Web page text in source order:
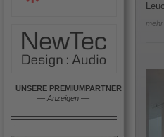
UNSERE PREMIUMPARTNER
–– Anzeigen ––